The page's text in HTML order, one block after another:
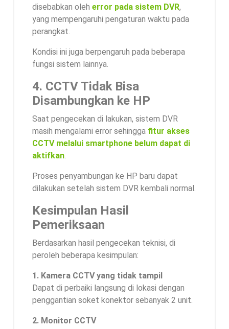
disebabkan oleh error pada sistem DVR,
yang mempengaruhi pengaturan waktu pada
perangkat.
Kondisi ini juga berpengaruh pada beberapa
fungsi sistem lainnya.
4. CCTV Tidak Bisa
Disambungkan ke HP
Saat pengecekan di lakukan, sistem DVR
masih mengalami error sehingga fitur akses
CCTV melalui smartphone belum dapat di
aktifkan.
Proses penyambungan ke HP baru dapat
dilakukan setelah sistem DVR kembali normal.
Kesimpulan Hasil
Pemeriksaan
Berdasarkan hasil pengecekan teknisi, di
peroleh beberapa kesimpulan:
1. Kamera CCTV yang tidak tampil
Dapat di perbaiki langsung di lokasi dengan
penggantian soket konektor sebanyak 2 unit.
2. Monitor CCTV